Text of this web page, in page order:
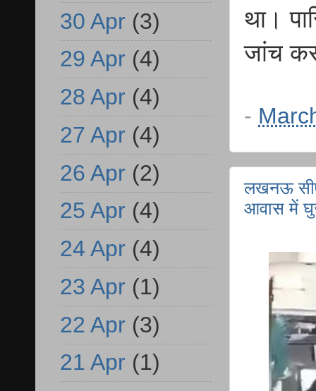
था।
जांच
-
लखनऊ
आवास में
30 Apr (3)
29 Apr (4)
28 Apr (4)
27 Apr (4)
26 Apr (2)
25 Apr (4)
24 Apr (4)
23 Apr (1)
22 Apr (3)
21 Apr (1)